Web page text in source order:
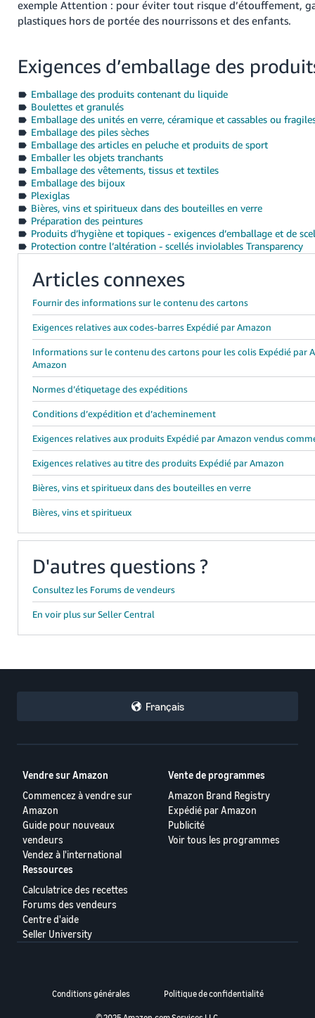
exemple Attention : pour éviter tout risque d’étouffement,
plastiques hors de portée des nourrissons et des enfants.
Exigences d’emballage des
Emballage des produits contenant du liquide
Boulettes et granulés
Emballage des unités en verre, céramique et cassables ou
Emballage des piles sèches
Emballage des articles en peluche et produits de sport
Emballer les objets tranchants
Emballage des vêtements, tissus et textiles
Emballage des bijoux
Plexiglas
Bières, vins et spiritueux dans des bouteilles en verre
Préparation des peintures
Produits d’hygiène et topiques - exigences d’emballage et de
Protection contre l’altération - scellés inviolables Transparency
Articles connexes
Fournir des informations sur le contenu des cartons
Exigences relatives aux codes-barres Expédié par Amazon
Informations sur le contenu des cartons pour les colis Expédié par
Amazon
Normes d’étiquetage des expéditions
Conditions d’expédition et d’acheminement
Exigences relatives aux produits Expédié par Amazon vendus
Exigences relatives au titre des produits Expédié par Amazon
Bières, vins et spiritueux dans des bouteilles en verre
Bières, vins et spiritueux
D'autres questions ?
Consultez les Forums de vendeurs
En voir plus sur Seller Central
Français
Vendre sur Amazon
Commencez à vendre sur
Amazon
Guide pour nouveaux
vendeurs
Vendez à l'international
Vente de programmes
Amazon Brand Registry
Expédié par Amazon
Publicité
Voir tous les programmes
Ressources
Calculatrice des recettes
Forums des vendeurs
Centre d'aide
Seller University
Conditions générales Politique de confidentialité